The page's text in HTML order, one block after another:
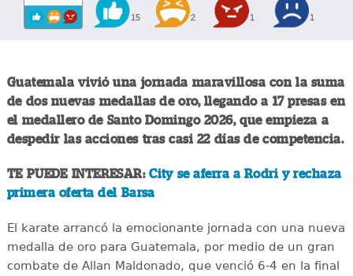
15 2 1 1
Guatemala vivió una jornada maravillosa con la suma
de dos nuevas medallas de oro, llegando a 17 presas en
el medallero de Santo Domingo 2026, que empieza a
despedir las acciones tras casi 22 días de competencia.
TE PUEDE INTERESAR:City se aferra a Rodri y rechaza
primera oferta del Barsa
El karate arrancó la emocionante jornada con una nueva
medalla de oro para Guatemala, por medio de un gran
combate de Allan Maldonado, que venció 6-4 en la final